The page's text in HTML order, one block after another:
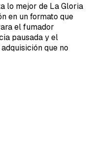
lo mejor de La Gloria
en un formato que
el fumador
pausada y el
que no